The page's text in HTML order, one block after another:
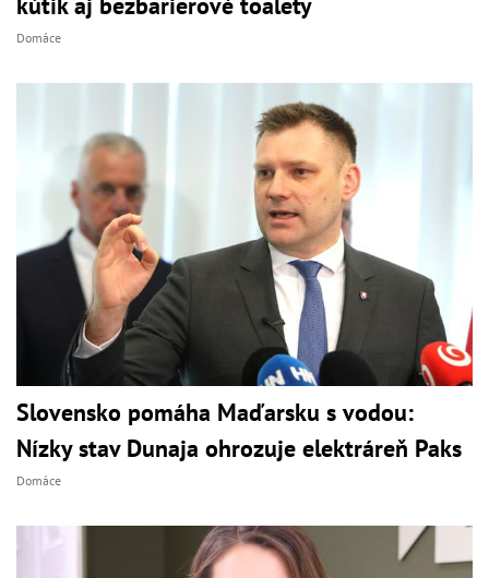
Domáce
Slovensko pomáha Maďarsku s vodou:
Nízky stav Dunaja ohrozuje elektráreň Paks
Domáce